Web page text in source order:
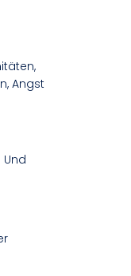
Angst
. Und